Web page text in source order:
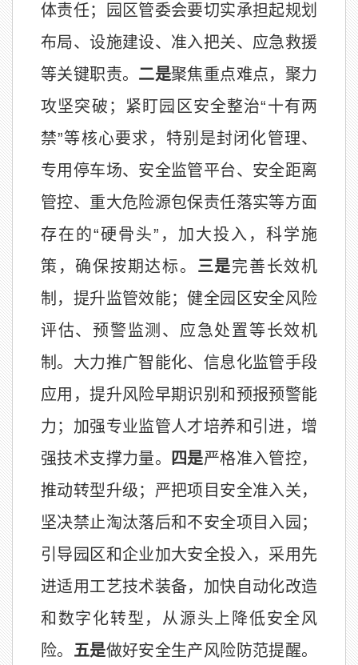
体责任；园区管委会要切实承担起规划
布局、设施建设、准入把关、应急救援
等关键职责。 二是聚焦重点难点，聚力
攻坚突破；紧盯园区安全整治“十有两
禁”等核心要求，特别是封闭化管理、
专用停车场、安全监管平台、安全距离
管控、重大危险源包保责任落实等方面
存在的“硬骨头”，加大投入，科学施
策，确保按期达标。 三是完善长效机
制，提升监管效能；健全园区安全风险
评估、预警监测、应急处置等长效机
制。大力推广智能化、信息化监管手段
应用，提升风险早期识别和预报预警能
力；加强专业监管人才培养和引进，增
强技术支撑力量。
四是严格准入管控，
推动转型升级；严把项目安全准入关，
坚决禁止淘汰落后和不安全项目入园；
引导园区和企业加大安全投入，采用先
进适用工艺技术装备，加快自动化改造
和数字化转型，从源头上降低安全风
险。 五是做好安全生产风险防范提醒。